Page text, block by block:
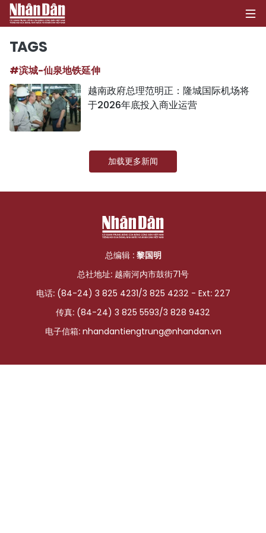
政治
社会
环保
文化
体育
国际
旅游
友谊桥梁
史海
TAGS
#滨城-仙泉地铁延伸
越南政府总理范明正：隆城国际机场将
于2026年底投入商业运营
加载更多新闻
总编辑 : 黎国明
总社地址: 越南河内市鼓街71号
电话: (84-24) 3 825 4231/3 825 4232 - Ext: 227
传真: (84-24) 3 825 5593/3 828 9432
电子信箱: nhandantiengtrung@nhandan.vn